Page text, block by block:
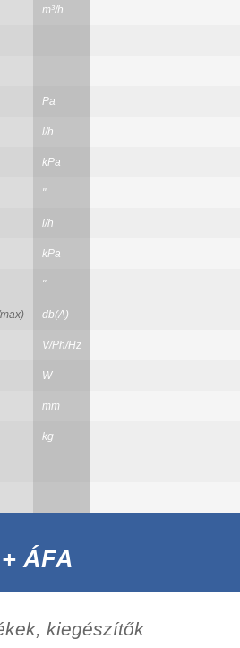
m³/h
Pa
l/h
kPa
"
l/h
kPa
"
db(A)
V/Ph/Hz
W
mm
kg
ÁFA
kiegészítők